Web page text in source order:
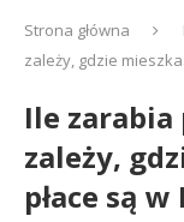
Strona główna
zależy, gdzie
Ile
zależy,
płace są